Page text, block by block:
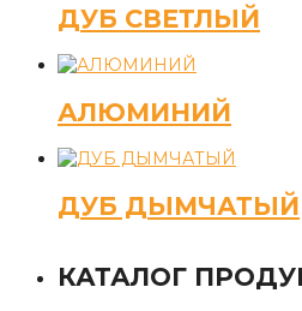
ДУБ СВЕТЛЫЙ
АЛЮМИНИЙ
ДУБ ДЫМЧАТЫЙ
КАТАЛОГ